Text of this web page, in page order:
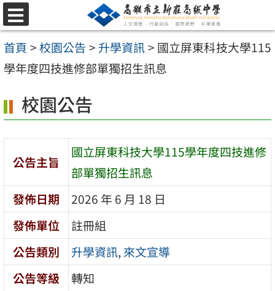
跳
至
主
要
容
區
選
單
首頁 >校園公告 > 升學資訊> 國立屏東科技大學115
學年度四技進修部單獨招生訊息
校園公告
公告主旨
國立屏東科技大學115學年度四技進修
部單獨招生訊息
發佈日期
2026 年 6 月 18 日
發佈單位
註冊組
公告類別
升學資訊,來文宣導
公告等級
轉知